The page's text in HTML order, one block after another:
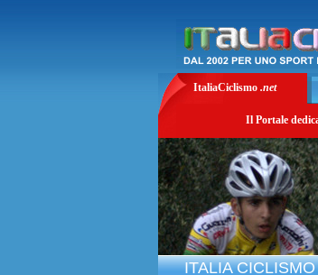
ItaliaCiclismo .net
Il Portale
ITALIA CICLISMO